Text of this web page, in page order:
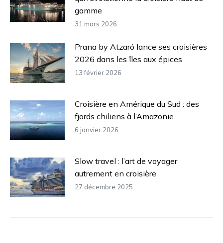
gamme
31 mars 2026
Prana by Atzaró lance ses croisières
2026 dans les îles aux épices
13 février 2026
Croisière en Amérique du Sud : des
fjords chiliens à l’Amazonie
6 janvier 2026
Slow travel : l’art de voyager
autrement en croisière
27 décembre 2025